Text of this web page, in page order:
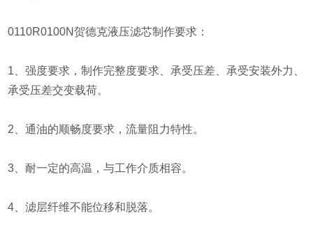
0110R0100N贺德克液压滤芯制作要求：
1、强度要求，制作完整度要求、承受压差、承受安装外力、
承受压差交变载荷。
2、通油的顺畅度要求，流量阻力特性。
3、耐一定的高温，与工作介质相容。
4、滤层纤维不能位移和脱落。